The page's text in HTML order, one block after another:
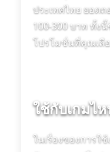
ประเทศไทย ยอด
100-300 บาท ทั้ง
โปรโมชั่นที่คุณเลื
ใช้กับเกมไ
ในเรื่องของการใ